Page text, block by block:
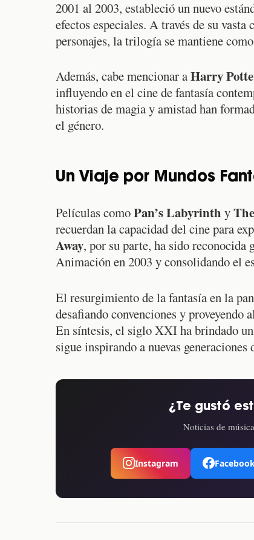
2001 al 2003, estableció un nuevo
efectos especiales. A través de su
personajes, la trilogía se mantiene
Además, cabe mencionar aHarry
influyendo en el cine de fantasía
historias de magia y amistad han
el género.
Un Viaje por Mundos
Películas comoPan’s Labyrinth y
recuerdan la capacidad del cine para
Away, por su parte, ha sido
Animación en 2003 y consolidando el
El resurgimiento de la fantasía en la
desafiando convenciones y
En síntesis, el siglo XXI ha brindado
sigue inspirando a nuevas generaciones
¿Te gustó
Noticias de
Instagram